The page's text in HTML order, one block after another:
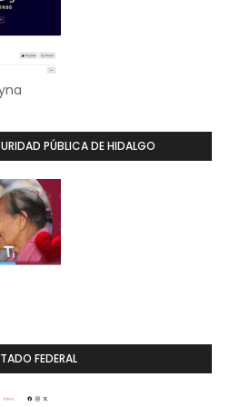
PÚBLICA DE HIDALGO
FEDERAL